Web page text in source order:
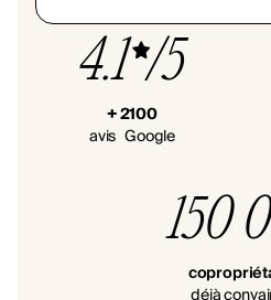
4.1 /5
+ 2100
avis Google
150